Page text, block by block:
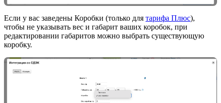
Если у вас заведены Коробки (только для тарифа Плюс),
чтобы не указывать вес и габарит ваших коробок, при
редактировании габаритов можно выбрать существующую
коробку.